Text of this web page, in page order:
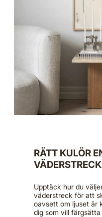
RÄTT KULÖR
VÄDERSTRECK
Upptäck hur du
väderstreck för att
oavsett om ljuset är
dig som vill